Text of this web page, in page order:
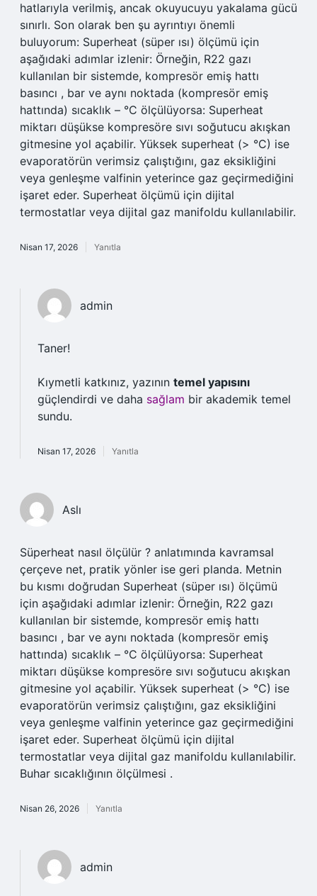
hatlarıyla verilmiş, ancak okuyucuyu yakalama gücü
sınırlı. Son olarak ben şu ayrıntıyı önemli
buluyorum: Superheat (süper ısı) ölçümü için
aşağıdaki adımlar izlenir: Örneğin, R22 gazı
kullanılan bir sistemde, kompresör emiş hattı
basıncı , bar ve aynı noktada (kompresör emiş
hattında) sıcaklık – °C ölçülüyorsa: Superheat
miktarı düşükse kompresöre sıvı soğutucu akışkan
gitmesine yol açabilir. Yüksek superheat (> °C) ise
evaporatörün verimsiz çalıştığını, gaz eksikliğini
veya genleşme valfinin yeterince gaz geçirmediğini
işaret eder. Superheat ölçümü için dijital
termostatlar veya dijital gaz manifoldu kullanılabilir.
Nisan 17, 2026 Yanıtla
admin
Taner!
Kıymetli katkınız, yazının temel yapısını
güçlendirdi ve daha sağlam bir akademik temel
sundu.
Nisan 17, 2026 Yanıtla
Aslı
Süperheat nasıl ölçülür ? anlatımında kavramsal
çerçeve net, pratik yönler ise geri planda. Metnin
bu kısmı doğrudan Superheat (süper ısı) ölçümü
için aşağıdaki adımlar izlenir: Örneğin, R22 gazı
kullanılan bir sistemde, kompresör emiş hattı
basıncı , bar ve aynı noktada (kompresör emiş
hattında) sıcaklık – °C ölçülüyorsa: Superheat
miktarı düşükse kompresöre sıvı soğutucu akışkan
gitmesine yol açabilir. Yüksek superheat (> °C) ise
evaporatörün verimsiz çalıştığını, gaz eksikliğini
veya genleşme valfinin yeterince gaz geçirmediğini
işaret eder. Superheat ölçümü için dijital
termostatlar veya dijital gaz manifoldu kullanılabilir.
Buhar sıcaklığının ölçülmesi .
Nisan 26, 2026 Yanıtla
admin